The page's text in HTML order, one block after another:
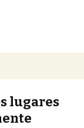
lugares